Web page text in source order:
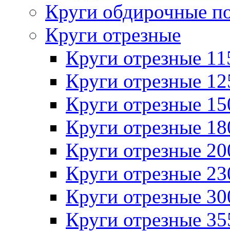
Круги обдирочные
Круги отрезные
Круги отрезные
Круги отрезные
Круги отрезные
Круги отрезные
Круги отрезные
Круги отрезные
Круги отрезные
Круги отрезные